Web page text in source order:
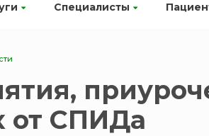
Специалисты
от СПИДа